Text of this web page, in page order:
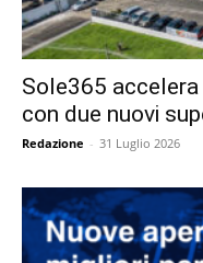
Sole365
con due nuovi
Redazione - 31 Luglio 2026